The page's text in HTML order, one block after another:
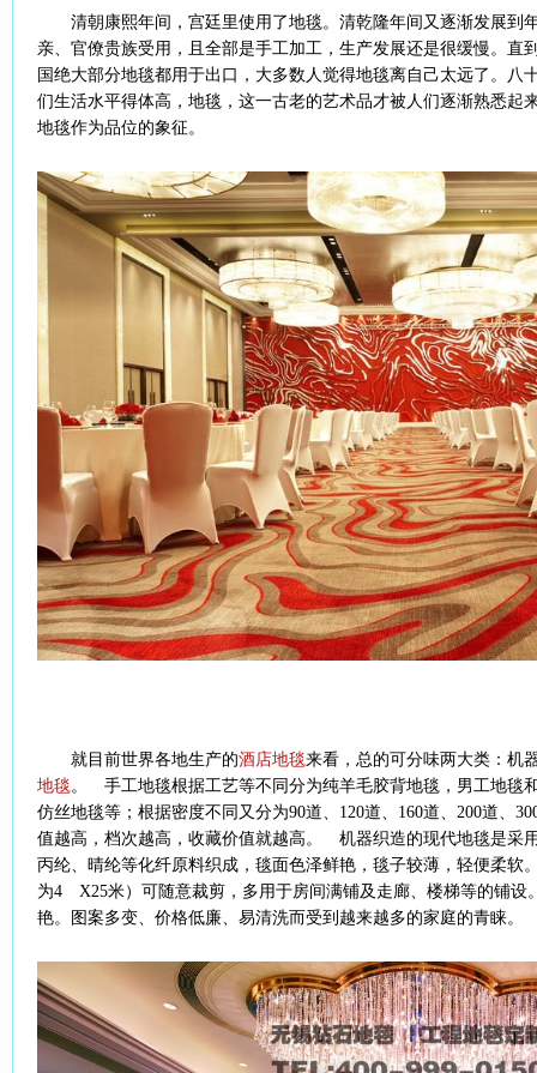
清朝康熙年间，宫廷里使用了地毯。清乾隆年间又逐渐发展到
亲、官僚贵族受用，且全部是手工加工，生产发展还是很缓慢。直
国绝大部分地毯都用于出口，大多数人觉得地毯离自己太远了。八
们生活水平得体高，地毯，这一古老的艺术品才被人们逐渐熟悉起
地毯作为品位的象征。
就目前世界各地生产的酒店地毯来看，总的可分味两大类：机
地毯。 手工地毯根据工艺等不同分为纯羊毛胶背地毯，男工地毯
仿丝地毯等；根据密度不同又分为90道、120道、160道、200道、
值越高，档次越高，收藏价值就越高。 机器织造的现代地毯是采
丙纶、晴纶等化纤原料织成，毯面色泽鲜艳，毯子较薄，轻便柔软
为4 X25米）可随意裁剪，多用于房间满铺及走廊、楼梯等的铺设
艳。图案多变、价格低廉、易清洗而受到越来越多的家庭的青睐